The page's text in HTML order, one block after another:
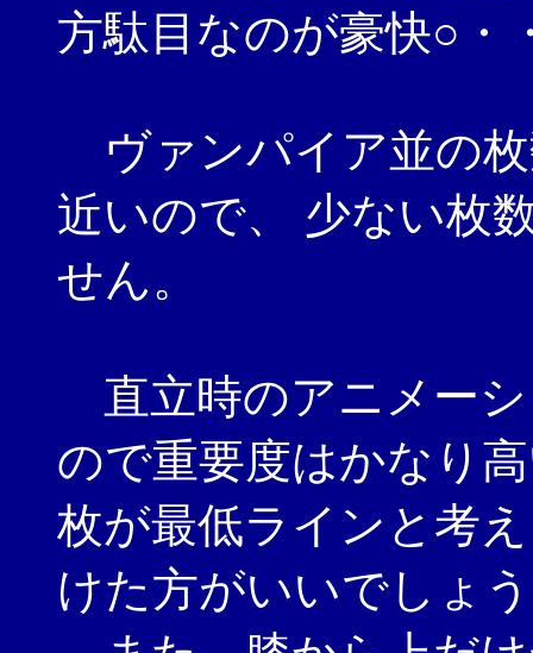
方駄目なのが豪快○・
ヴァンパイア並の
近いので、 少ない枚
せん。
直立時のアニメー
ので重要度はかなり
枚が最低ラインと考
けた方がいいでしょ